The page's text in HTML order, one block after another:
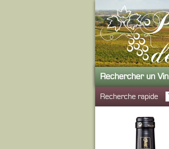
Rechercher un Vin
Recherche rapide